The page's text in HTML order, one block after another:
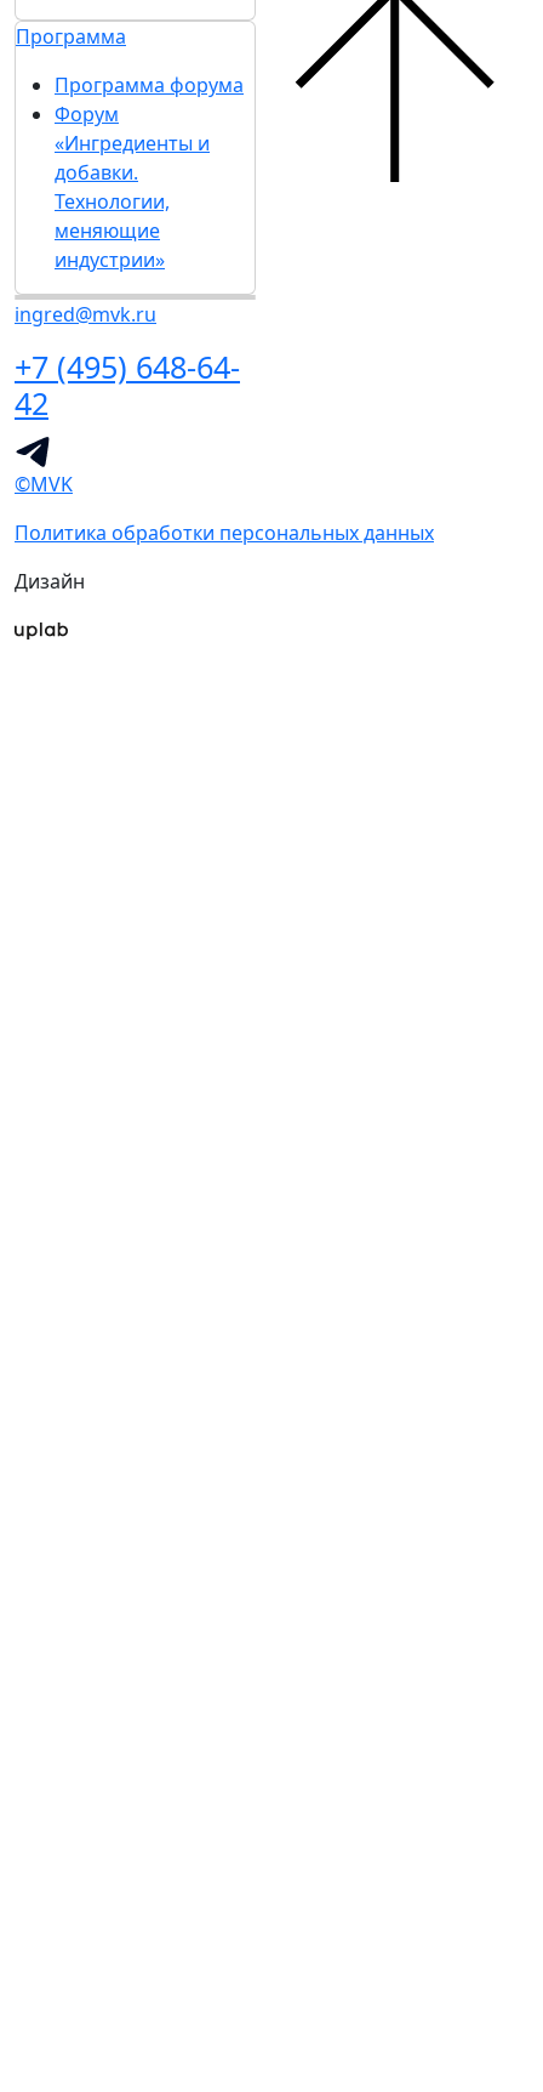
Программа
Программа форума
Форум
«Ингредиенты и
добавки.
Технологии,
меняющие
индустрии»
ingred@mvk.ru
+7 (495) 648-64-
42
©MVK
Политика обработки персональных данных
Дизайн